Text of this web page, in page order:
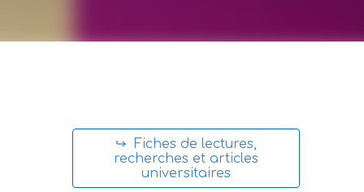
↪ Fiches de lectures,
recherches et articles
universitaires